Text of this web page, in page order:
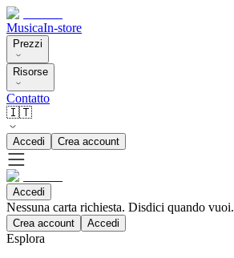
MusicaIn-store
Prezzi
Risorse
Contatto
🇮🇹
Accedi Crea account
Accedi
Nessuna carta richiesta. Disdici quando vuoi.
Crea account Accedi
Esplora